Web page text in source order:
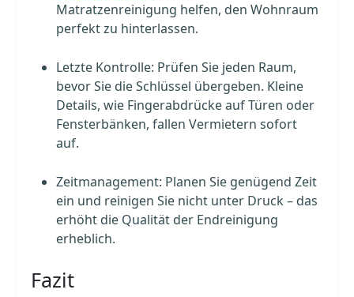
Matratzenreinigung helfen, den Wohnraum
perfekt zu hinterlassen.
Letzte Kontrolle: Prüfen Sie jeden Raum,
bevor Sie die Schlüssel übergeben. Kleine
Details, wie Fingerabdrücke auf Türen oder
Fensterbänken, fallen Vermietern sofort
auf.
Zeitmanagement: Planen Sie genügend Zeit
ein und reinigen Sie nicht unter Druck – das
erhöht die Qualität der Endreinigung
erheblich.
Fazit